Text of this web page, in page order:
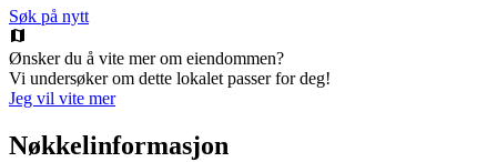
Søk på nytt
Ønsker du å vite mer om eiendommen?
Vi undersøker om dette lokalet passer for deg!
Jeg vil vite mer
Nøkkelinformasjon